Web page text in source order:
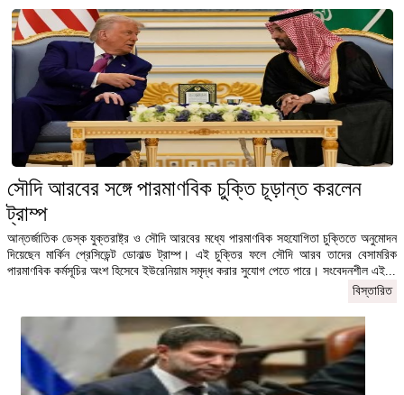
সৌদি আরবের সঙ্গে পারমাণবিক চুক্তি চূড়ান্ত করলেন
ট্রাম্প
আন্তর্জাতিক ডেস্ক যুক্তরাষ্ট্র ও সৌদি আরবের মধ্যে পারমাণবিক সহযোগিতা চুক্তিতে অনুমোদন
দিয়েছেন মার্কিন প্রেসিডেন্ট ডোনাল্ড ট্রাম্প। এই চুক্তির ফলে সৌদি আরব তাদের বেসামরিক
পারমাণবিক কর্মসূচির অংশ হিসেবে ইউরেনিয়াম সমৃদ্ধ করার সুযোগ পেতে পারে। সংবেদনশীল এই...
বিস্তারিত